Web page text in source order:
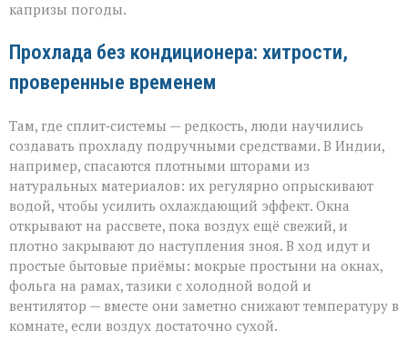
капризы погоды.
Прохлада без кондиционера: хитрости,
проверенные временем
Там, где сплит‑системы — редкость, люди научились
создавать прохладу подручными средствами. В Индии,
например, спасаются плотными шторами из
натуральных материалов: их регулярно опрыскивают
водой, чтобы усилить охлаждающий эффект. Окна
открывают на рассвете, пока воздух ещё свежий, и
плотно закрывают до наступления зноя. В ход идут и
простые бытовые приёмы: мокрые простыни на окнах,
фольга на рамах, тазики с холодной водой и
вентилятор — вместе они заметно снижают температуру в
комнате, если воздух достаточно сухой.